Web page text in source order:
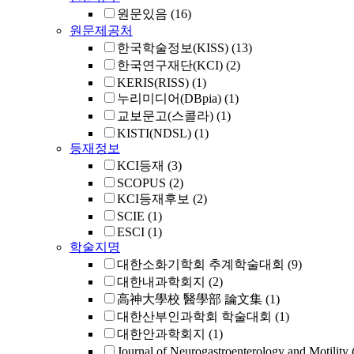
원문있음 (16)
원문제공처
한국학술정보(KISS) (13)
한국연구재단(KCI) (2)
KERIS(RISS) (1)
누리미디어(DBpia) (1)
교보문고(스콜라) (1)
KISTI(NDSL) (1)
등재정보
KCI등재 (3)
SCOPUS (2)
KCI등재후보 (2)
SCIE (1)
ESCI (1)
학술지명
대한소화기학회 추계학술대회 (9)
대한내과학회지 (2)
高神大學校 醫學部 論文集 (1)
대한산부인과학회 학술대회 (1)
대한안과학회지 (1)
Journal of Neurogastroenterology and Motility